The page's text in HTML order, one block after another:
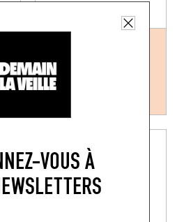
VOUS À
SAUCISSES
Av. Jean Volders 55
Bruxelles (1060)